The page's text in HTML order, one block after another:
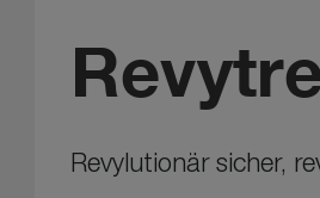
Revylutionär sicher,